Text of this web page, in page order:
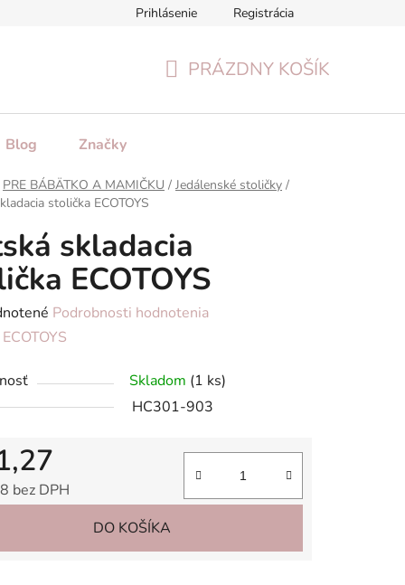
Formulár na odstúpenie od zmluvy
Prihlásenie Registrácia
PRÁZDNY KOŠÍK
Blog Značky
PRE BÁBÄTKO A MAMIČKU / Jedálenské stoličky /
stolička ECOTOYS
skladacia
ECOTOYS
Podrobnosti hodnotenia
ECOTOYS
Skladom (1 ks)
HC301-903
bez DPH
DO KOŠÍKA